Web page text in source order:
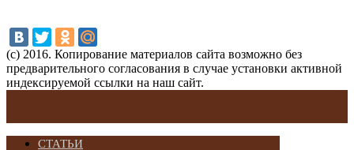
(с) 2016. Копирование материалов сайта возможно без
предварительного согласования в случае установки активной
индексируемой ссылки на наш сайт.
СТАТЬИ